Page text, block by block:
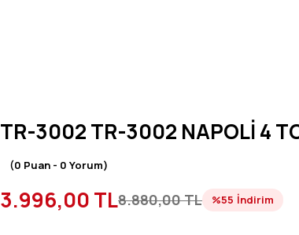
TR-3002 TR-3002 NAPOLİ 4
(0 Puan - 0 Yorum)
3.996,00 TL8.880,00 TL %55 İndirim